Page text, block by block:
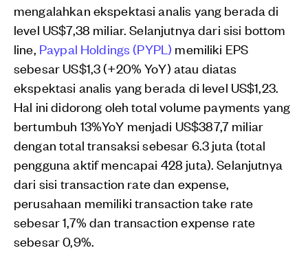
mengalahkan ekspektasi analis yang berada di
level US$7,38 miliar. Selanjutnya dari sisi bottom
line, Paypal Holdings (PYPL) memiliki EPS
sebesar US$1,3 (+20% YoY) atau diatas
ekspektasi analis yang berada di level US$1,23.
Hal ini didorong oleh total volume payments yang
bertumbuh 13%YoY menjadi US$387,7 miliar
dengan total transaksi sebesar 6.3 juta (total
pengguna aktif mencapai 428 juta). Selanjutnya
dari sisi transaction rate dan expense,
perusahaan memiliki transaction take rate
sebesar 1,7% dan transaction expense rate
sebesar 0,9%.